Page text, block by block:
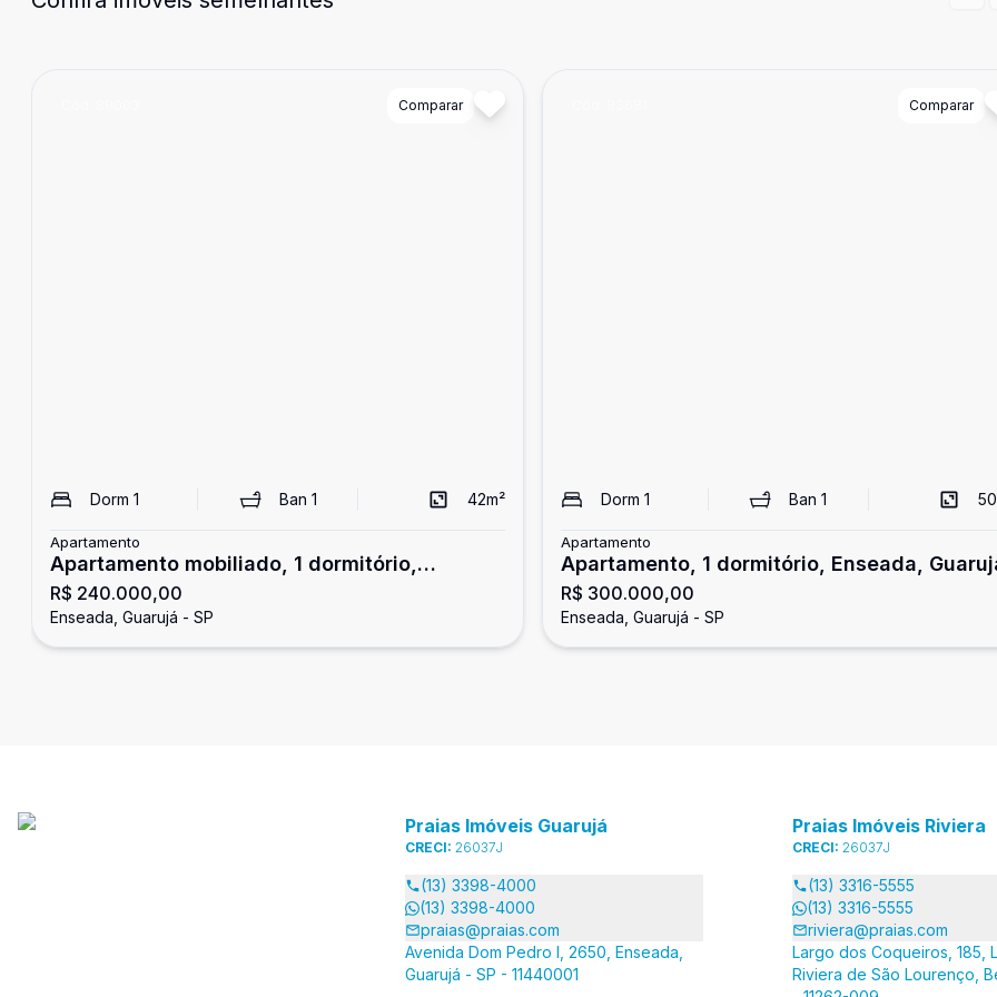
Comparar
Dorm 1 Ban 1 42m²
Apartamento
Apartamento mobiliado, 1 dormitório,
Enseada, Guarujá
R$ 240.000,00
Enseada, Guarujá - SP
Comparar
Dorm 1 Ban1 50
Apartamento
Apartamento, 1 dormitório, Enseada,
R$ 300.000,00
Enseada, Guarujá - SP
Praias Imóveis Guarujá
CRECI: 26037J
(13) 3398-4000
(13) 3398-4000
praias@praias.com
Avenida Dom Pedro I, 2650, Enseada,
Guarujá - SP - 11440001
Praias Imóveis Riviera
CRECI: 26037J
(13) 3316-5555
(13) 3316-5555
riviera@praias.com
Largo dos Coqueiros, 185,
Riviera de São Lourenço,